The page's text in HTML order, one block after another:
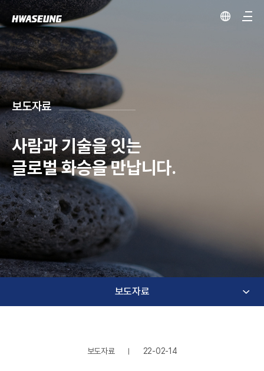
보도자료
사람과 기술을 잇는
글로벌 화승을 만납니다.
보도자료
보도자료 22-02-14